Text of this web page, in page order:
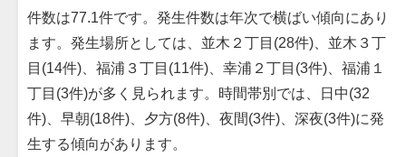
件数は77.1件です。発生件数は年次で横ばい傾向にあり
ます。発生場所としては、並木２丁目(28件)、並木３丁
目(14件)、福浦３丁目(11件)、幸浦２丁目(3件)、福浦１
丁目(3件)が多く見られます。時間帯別では、日中(32
件)、早朝(18件)、夕方(8件)、夜間(3件)、深夜(3件)に発
生する傾向があります。